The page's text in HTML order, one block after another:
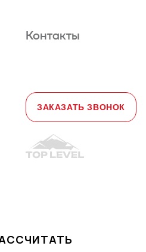
Контакты
ЗАКАЗАТЬ ЗВОНОК